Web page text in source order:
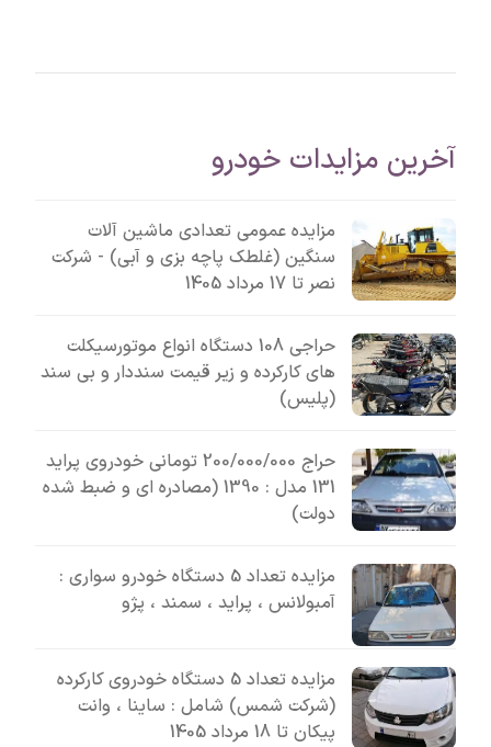
آخرین مزایدات خودرو
مزایده عمومی تعدادی ماشین آلات
سنگین (غلطک پاچه بزی و آبی) - شرکت
نصر تا 17 مرداد 1405
حراجی 108 دستگاه انواع موتورسیکلت
های کارکرده و زیر قیمت سنددار و بی سند
(پلیس)
حراج 200/000/000 تومانی خودروی پراید
131 مدل : 1390 (مصادره ای و ضبط شده
دولت)
مزایده تعداد 5 دستگاه خودرو سواری :
آمبولانس ، پراید ، سمند ، پژو
مزایده تعداد 5 دستگاه خودروی کارکرده
(شرکت شمس) شامل : ساینا ، وانت
پیکان تا 18 مرداد 1405